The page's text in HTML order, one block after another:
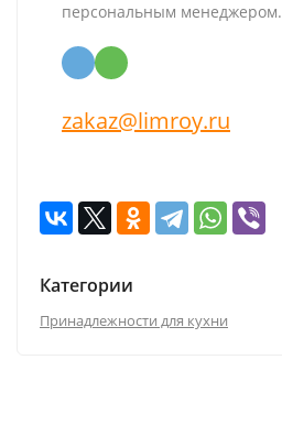
персональным менеджером.
zakaz@limroy.ru
Категории
Принадлежности для кухни